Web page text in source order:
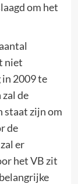
om het
niet
2009 te
de
staat zijn om
de
er
het VB zit